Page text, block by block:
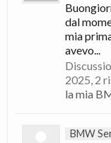
dal
mia
avevo...
2025, 2
la mia
BMW